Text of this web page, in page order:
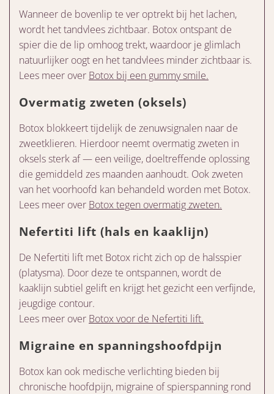
Wanneer de bovenlip te ver optrekt bij het lachen,
wordt het tandvlees zichtbaar. Botox ontspant de
spier die de lip omhoog trekt, waardoor je glimlach
natuurlijker oogt en het tandvlees minder zichtbaar is.
Lees meer over Botox bij een gummy smile.
Overmatig zweten (oksels)
Botox blokkeert tijdelijk de zenuwsignalen naar de
zweetklieren. Hierdoor neemt overmatig zweten in
oksels sterk af — een veilige, doeltreffende oplossing
die gemiddeld zes maanden aanhoudt. Ook zweten
van het voorhoofd kan behandeld worden met Botox.
Lees meer over Botox tegen overmatig zweten.
Nefertiti lift (hals en kaaklijn)
De Nefertiti lift met Botox richt zich op de halsspier
(platysma). Door deze te ontspannen, wordt de
kaaklijn subtiel gelift en krijgt het gezicht een verfijnde,
jeugdige contour.
Lees meer over Botox voor de Nefertiti lift.
Migraine en spanningshoofdpijn
Botox kan ook medische verlichting bieden bij
chronische hoofdpijn, migraine of spierspanning rond